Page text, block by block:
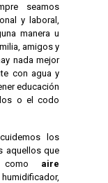
seamos
y laboral,
manera u
amigos y
nada mejor
con agua y
educación
o el codo
los
aquellos que
como aire